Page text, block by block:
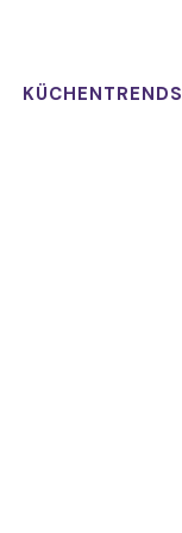
KÜCHENTRENDS